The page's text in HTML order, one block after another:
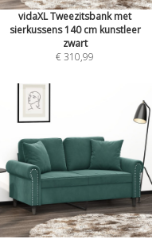
vidaXL Tweezitsbank met
sierkussens 140 cm kunstleer
zwart
€ 310,99